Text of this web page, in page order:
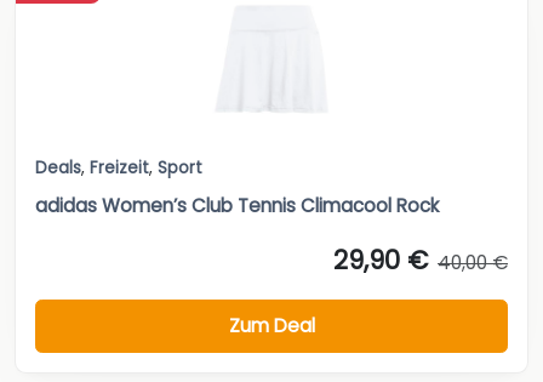
Deals, Freizeit, Sport
adidas Women’s Club Tennis Climacool Rock
29,90 € 40,00 €
Zum Deal